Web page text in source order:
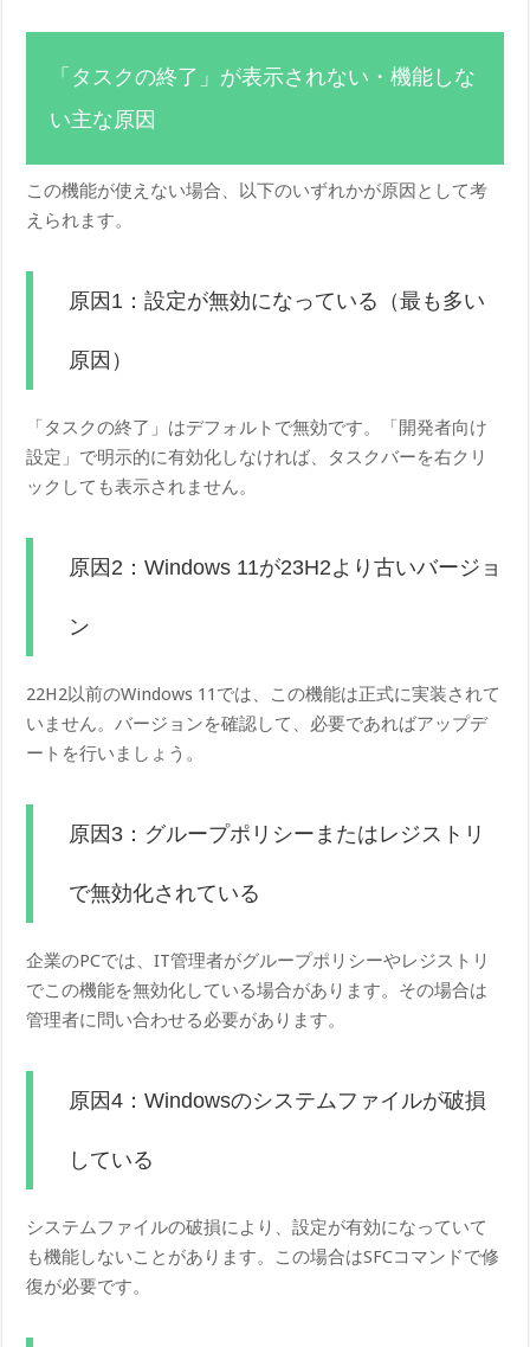
「タスクの終了」が表示されない・機能しな
い主な原因
この機能が使えない場合、以下のいずれかが原因として考
えられます。
原因1：設定が無効になっている（最も多い
原因）
「タスクの終了」はデフォルトで無効です。「開発者向け
設定」で明示的に有効化しなければ、タスクバーを右クリ
ックしても表示されません。
原因2：Windows 11が23H2より古いバージョ
ン
22H2以前のWindows 11では、この機能は正式に実装されて
いません。バージョンを確認して、必要であればアップデ
ートを行いましょう。
原因3：グループポリシーまたはレジストリ
で無効化されている
企業のPCでは、IT管理者がグループポリシーやレジストリ
でこの機能を無効化している場合があります。その場合は
管理者に問い合わせる必要があります。
原因4：Windowsのシステムファイルが破損
している
システムファイルの破損により、設定が有効になっていて
も機能しないことがあります。この場合はSFCコマンドで修
復が必要です。